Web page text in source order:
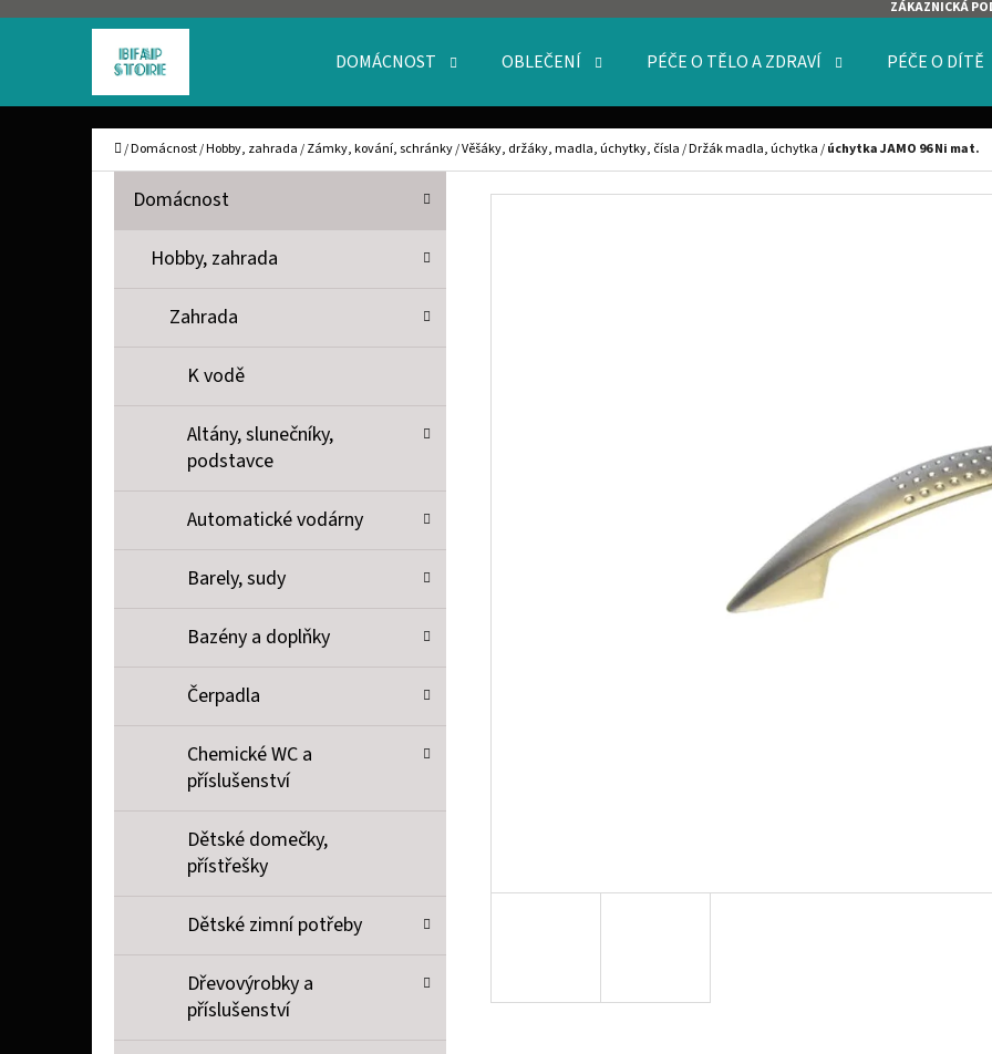
Přejít
ZÁKAZNICKÁ
DOMÁCNOST OBLEČENÍ PÉČE O TĚLO A ZDRAVÍ PÉČE O DÍTĚ
Domů
/Domácnost/Hobby, zahrada/Zámky, kování, schránky/Věšáky, držáky, madla, úchytky, čísla/Držák madla, úchytka/úchytka JAMO 96 Ni mat.
Přeskočit
Domácnost
Hobby, zahrada
Zahrada
K vodě
Altány, slunečníky,
podstavce
Automatické vodárny
Barely, sudy
Bazény a doplňky
Čerpadla
Chemické WC a
příslušenství
Dětské domečky,
přístřešky
Dětské zimní potřeby
Dřevovýrobky a
příslušenství
K
Zpět
Zpět
CO POTŘEBUJETE NAJÍT?
LIQUID TOP JOYETECH MENTHO 10 ML 11 MG
TALÍŘ HLUBOKÝ 22CM PH RŮŽ TM. CULINARIA